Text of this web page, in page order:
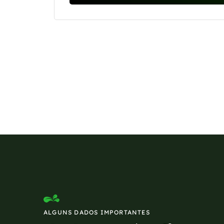
ALGUNS DADOS IMPORTANTES